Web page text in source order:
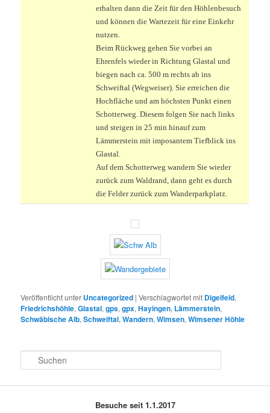
erhalten dann die Zeit für den Höhlenbesuch
und können die Wartezeit für eine Einkehr
nutzen.
Beim Rückweg gehen Sie vorbei an
Ehrenfels wieder in Richtung Glastal und
biegen nach ca. 500 m rechts ab ins
Schweiftal (Wegweiser). Sie erreichen die
Hochfläche und am höchsten Punkt einen
Schotterweg. Diesem folgen Sie nach links
und steigen in 25 min hinauf zum
Lämmerstein mit imposantem Tiefblick ins
Glastal.
Auf dem Schotterweg wandern Sie wieder
zurück zum Waldrand, dann geht es durch
die Felder zurück zum Wanderparkplatz.
Veröffentlicht unter Uncategorized |Verschlagwortet mit Digelfeld,
Friedrichshöhle,Glastal,gps,gpx,Hayingen, Lämmerstein,
Schwäbische Alb,Schweiftal,Wandern,Wimsen,Wimsener Höhle
u
Besuche seit 1.1.2017